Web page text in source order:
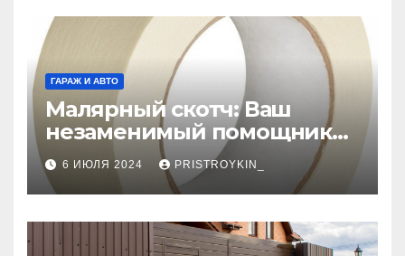
ГАРАЖ И АВТО
Малярный скотч: Ваш
незаменимый помощник
при ремонтных работах
6 ИЮЛЯ 2024 PRISTROYKIN_